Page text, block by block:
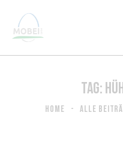
TAG:
HOME ALLE